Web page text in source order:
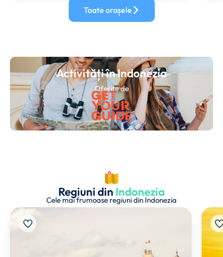
Toate orașele
Activități în Indonezia
Oferite de
Regiuni din Indonezia
Cele mai frumoase regiuni din Indonezia